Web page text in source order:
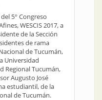
5° Congreso
WESCIS 2017, a
de la Sección
de rama
de Tucumán,
Universidad
Regional Tucumán,
Augusto José
estudiantil, de la
de Tucumán.